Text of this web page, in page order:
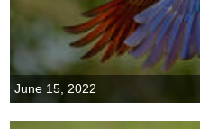
June 15, 2022